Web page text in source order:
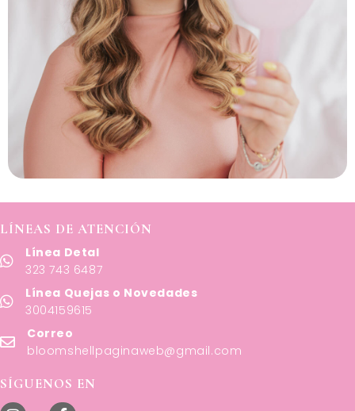
LÍNEAS DE ATENCIÓN
Línea Detal
323 743 6487
Línea Quejas o Novedades
3004159615
Correo
bloomshellpaginaweb@gmail.com
SÍGUENOS EN